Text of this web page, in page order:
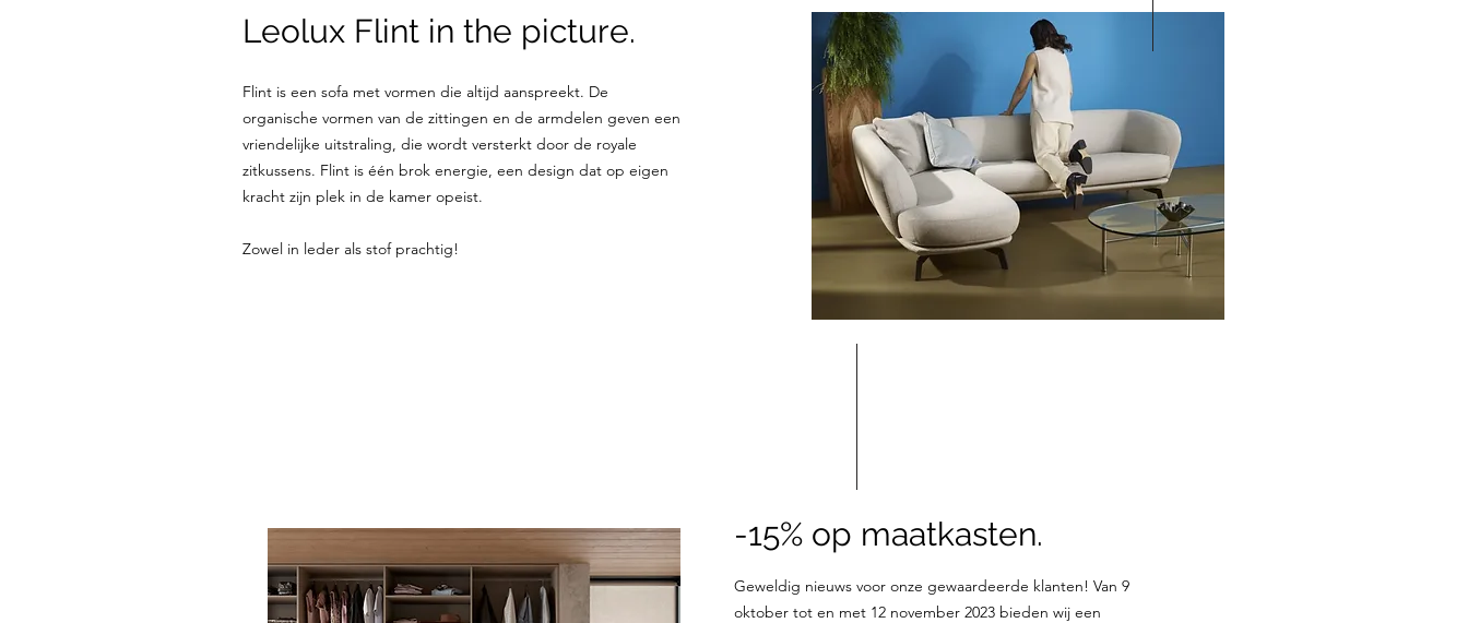
Leolux Flint in the picture.
Flint is een sofa met vormen die altijd aanspreekt. De
organische vormen van de zittingen en de armdelen geven een
vriendelijke uitstraling, die wordt versterkt door de royale
zitkussens. Flint is één brok energie, een design dat op eigen
kracht zijn plek in de kamer opeist.
Zowel in leder als stof prachtig!
-15% op maatkasten.
Geweldig nieuws voor onze gewaardeerde klanten! Van 9
oktober tot en met 12 november 2023 bieden wij een